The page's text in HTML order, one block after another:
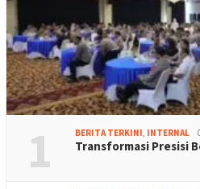
1 BERITA TERKINI, INTERNAL
Transformasi Presisi